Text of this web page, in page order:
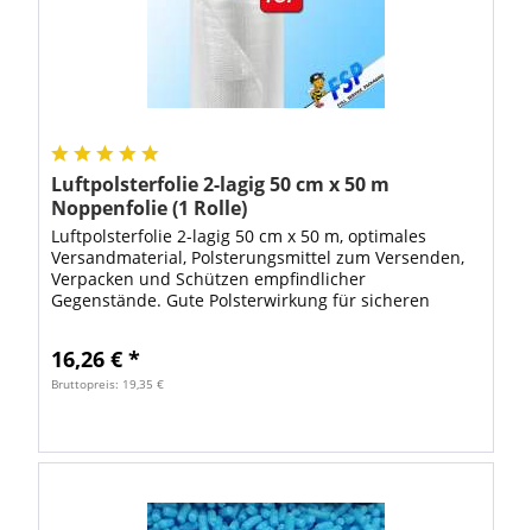
Luftpolsterfolie 2-lagig 50 cm x 50 m
Noppenfolie (1 Rolle)
Luftpolsterfolie 2-lagig 50 cm x 50 m, optimales
Versandmaterial, Polsterungsmittel zum Versenden,
Verpacken und Schützen empfindlicher
Gegenstände. Gute Polsterwirkung für sicheren
16,26 € *
Bruttopreis: 19,35 €